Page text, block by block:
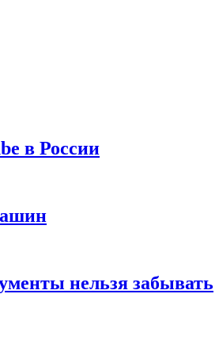
в России
нельзя забывать